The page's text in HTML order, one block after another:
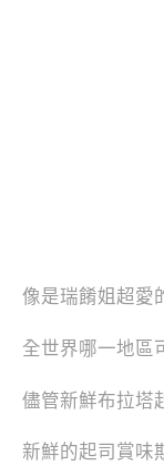
像是瑞餚姐超愛
全世界哪一地區
儘管新鮮布拉塔
新鮮的起司賞味